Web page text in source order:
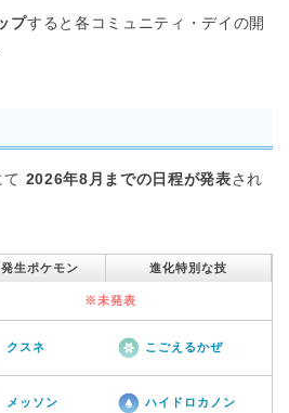
プすると各コミュニティ・デイの開
て 2026年8月までの日程が発表 され
生ポケモン 進化特別な技
※未発表
クスネ こごえるかぜ
メッソン ハイドロカノン